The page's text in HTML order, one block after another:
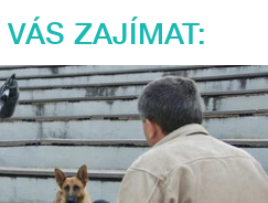
ZAJÍMAT: